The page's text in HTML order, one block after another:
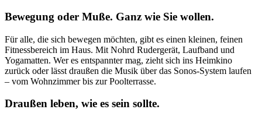
Bewegung oder Muße. Ganz wie Sie wollen.
Für alle, die sich bewegen möchten, gibt es einen kleinen, feinen
Fitnessbereich im Haus. Mit Nohrd Rudergerät, Laufband und
Yogamatten. Wer es entspannter mag, zieht sich ins Heimkino
zurück oder lässt draußen die Musik über das Sonos-System laufen
– vom Wohnzimmer bis zur Poolterrasse.
Draußen leben, wie es sein sollte.